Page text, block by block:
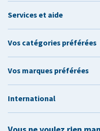
Services et aide
Vos catégories préférées
Vos marques préférées
International